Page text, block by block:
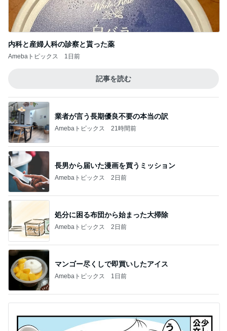
内科と産婦人科の診察と貰った薬
Amebaトピックス 1日前
記事を読む
業者が言う長期優良不要の本当の訳
Amebaトピックス 21時間前
長男から届いた漫画を買うミッション
Amebaトピックス 2日前
処分に困る布団から始まった大掃除
Amebaトピックス 2日前
マンゴー尽くしで即買いしたアイス
Amebaトピックス 1日前